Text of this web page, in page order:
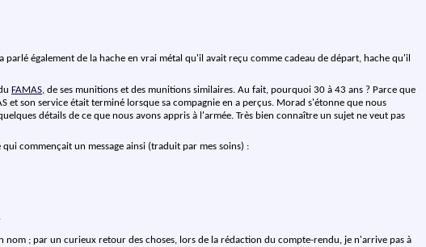
également de la hache en vrai métal qu'il avait reçu comme cadeau de départ, hache qu'il
FAMAS, de ses munitions et des munitions similaires. Au fait, pourquoi 30 à 43 ans ? Parce que
son service était terminé lorsque sa compagnie en a perçus. Morad s'étonne que nous
détails de ce que nous avons appris à l'armée. Très bien connaître un sujet ne veut pas
commençait un message ainsi (traduit par mes soins) :
; par un curieux retour des choses, lors de la rédaction du compte-rendu, je n'arrive pas à